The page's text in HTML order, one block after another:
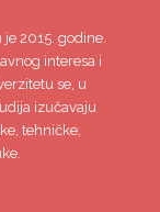
je 2015. godine.
interesa i
se, u
izučavaju
tehničke,